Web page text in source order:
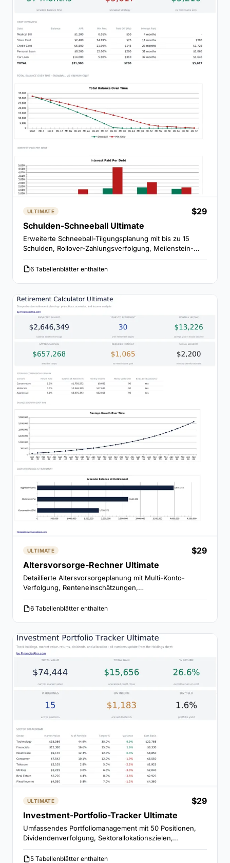
ULTIMATE
$29
Schulden-Schneeball Ultimate
Erweiterte Schneeball-Tilgungsplanung mit bis zu 15
Schulden, Rollover-Zahlungsverfolgung, Meilenstein-
Feiern und detailliertem monatlichem Tilgungsplan.
6 Tabellenblätter enthalten
ULTIMATE
$29
Altersvorsorge-Rechner Ultimate
Detaillierte Altersvorsorgeplanung mit Multi-Konto-
Verfolgung, Renteneinschätzungen,
Entnahmemodellierung und 3-Szenarien-Vergleich für
konservative, moderate und aggressive Annahmen.
6 Tabellenblätter enthalten
ULTIMATE
$29
Investment-Portfolio-Tracker Ultimate
Umfassendes Portfoliomanagement mit 50 Positionen,
Dividendenverfolgung, Sektorallokationszielen,
Jahresvergleich der Performance und Rebalancing-
Analyse.
5 Tabellenblätter enthalten